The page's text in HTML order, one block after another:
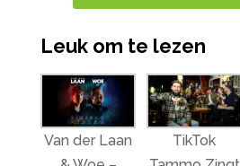
Leuk om te lezen
Van der Laan
TikTok